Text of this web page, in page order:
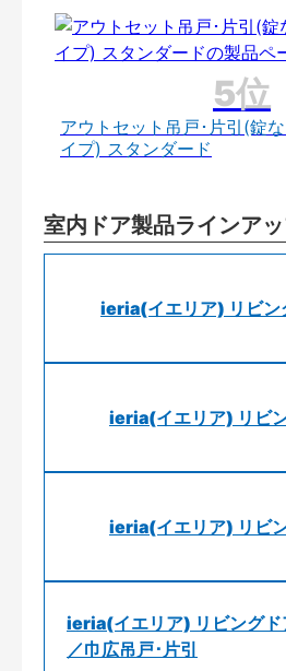
アウトセット吊戸･片引(錠
イプ) スタンダード
室内ドア製品ラインア
ieria(イエリア) リビン
ieria(イエリア) リビ
ieria(イエリア) リビ
ieria(イエリア) リビングド
／巾広吊戸･片引